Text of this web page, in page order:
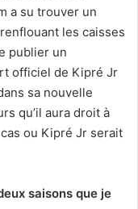
a su trouver un
les caisses
publier un
officiel de Kipré Jr
sa nouvelle
qu’il aura droit à
ou Kipré Jr serait
saisons que je